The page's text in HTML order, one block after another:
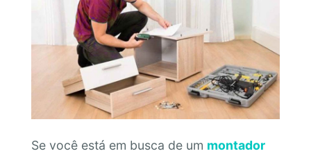
Se você está em busca de um montador